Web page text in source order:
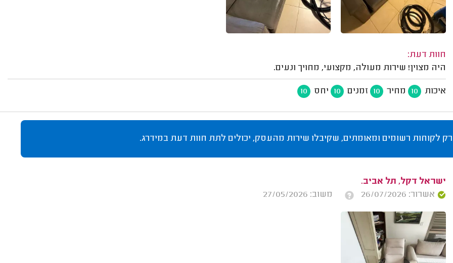
חוות דעת:
היה מצוין! שירות מעולה, מקצועי, מחויך ונעים.
איכות 10 מחיר 10 זמנים 10 יחס 10
רק לקוחות רשומים ומאומתים, שקיבלו שירות מהעסק, יכולים לתת חוות דעת במידרג.
ישראל דקל, תל אביב.
אשרור: 26/07/2026
משוב: 27/05/2026